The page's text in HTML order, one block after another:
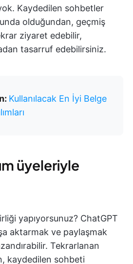
Kaydedilen sohbetler
olduğundan, geçmiş
ziyaret edebilir,
tasarruf edebilirsiniz.
Kullanılacak En İyi Belge
üyeleriyle
yapıyorsunuz? ChatGPT
aktarmak ve paylaşmak
Tekrarlanan
kaydedilen sohbeti